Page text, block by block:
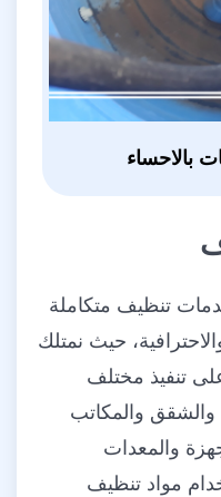
بالاحساء
تنظيف متكاملة
حيث نمتلك
تنفيذ مختلف
والشقق والمكاتب
والمعدات
مواد تنظيف